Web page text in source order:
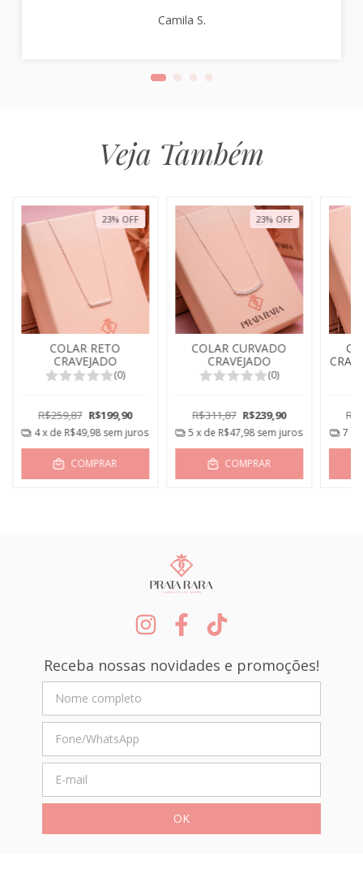
Camila S.
Veja Também
23% OFF
COLAR RETO
CRAVEJADO
(0)
R$259,87 R$199,90
4x de R$49,98 sem juros
COMPRAR
23% OFF
COLAR CURVADO
CRAVEJADO
(0)
R$311,87 R$239,90
5 x de R$47,98sem juros
COMPRAR
7
Receba nossas novidades e promoções!